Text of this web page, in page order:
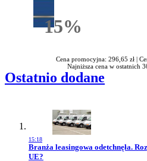
15%Rabatu
Cena promocyjna: 296,65 zł |
Najniższa cena w ostatnich
Ostatnio dodane
15:18
Przejdź do artykułu:
Branża leasingowa odetchnęła.
UE?